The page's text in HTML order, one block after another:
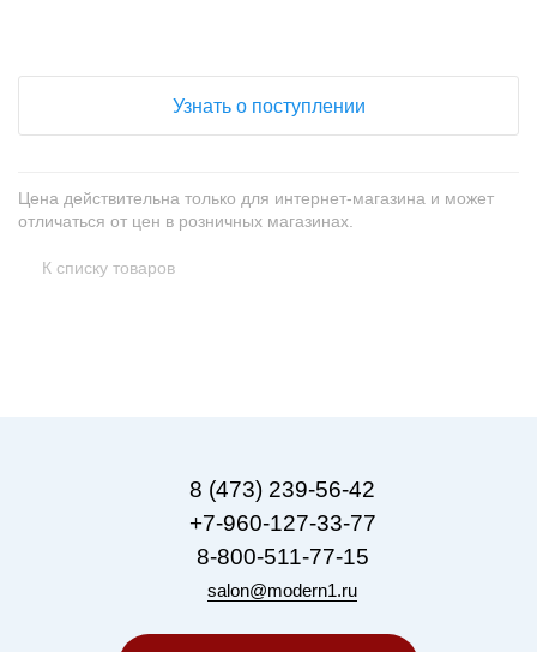
Узнать о поступлении
Цена действительна только для интернет-магазина и может
отличаться от цен в розничных магазинах.
К списку товаров
8 (473) 239-56-42
+7-960-127-33-77
8-800-511-77-15
salon@modern1.ru